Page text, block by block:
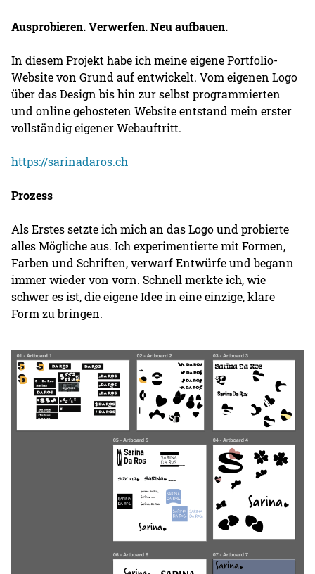
Ausprobieren. Verwerfen. Neu aufbauen.
In diesem Projekt habe ich meine eigene Portfolio-
Website von Grund auf entwickelt. Vom eigenen Logo
über das Design bis hin zur selbst programmierten
und online gehosteten Website entstand mein erster
vollständig eigener Webauftritt.
https://sarinadaros.ch
Prozess
Als Erstes setzte ich mich an das Logo und probierte
alles Mögliche aus. Ich experimentierte mit Formen,
Farben und Schriften, verwarf Entwürfe und begann
immer wieder von vorn. Schnell merkte ich, wie
schwer es ist, die eigene Idee in eine einzige, klare
Form zu bringen.